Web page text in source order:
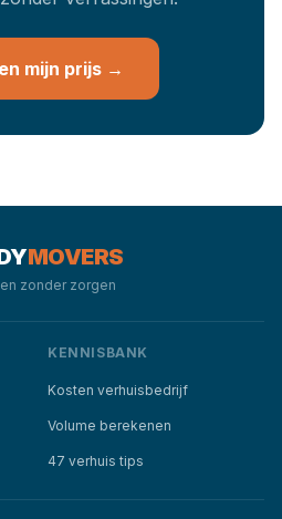
mijn prijs →
MOVERS
zonder zorgen
KENNISBANK
Kosten verhuisbedrijf
Volume berekenen
47 verhuis tips